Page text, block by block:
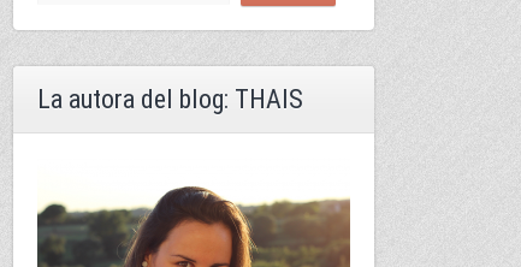
La autora del blog: THAIS